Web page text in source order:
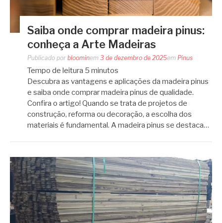
Saiba onde comprar madeira pinus:
conheça a Arte Madeiras
Publicado por bloominem 3 de dezembro de 2025em Pinus
Tempo de leitura 5 minutos
Descubra as vantagens e aplicações da madeira pinus
e saiba onde comprar madeira pinus de qualidade.
Confira o artigo! Quando se trata de projetos de
construção, reforma ou decoração, a escolha dos
materiais é fundamental. A madeira pinus se destaca…